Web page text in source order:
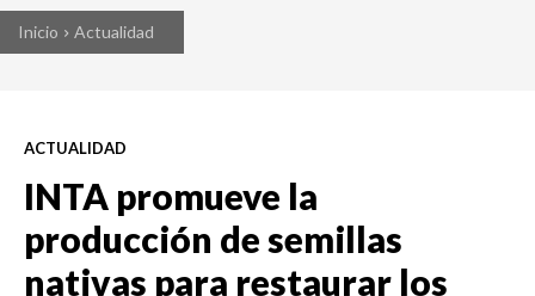
Inicio Actualidad
ACTUALIDAD
INTA promueve la
producción de semillas
nativas para restaurar los